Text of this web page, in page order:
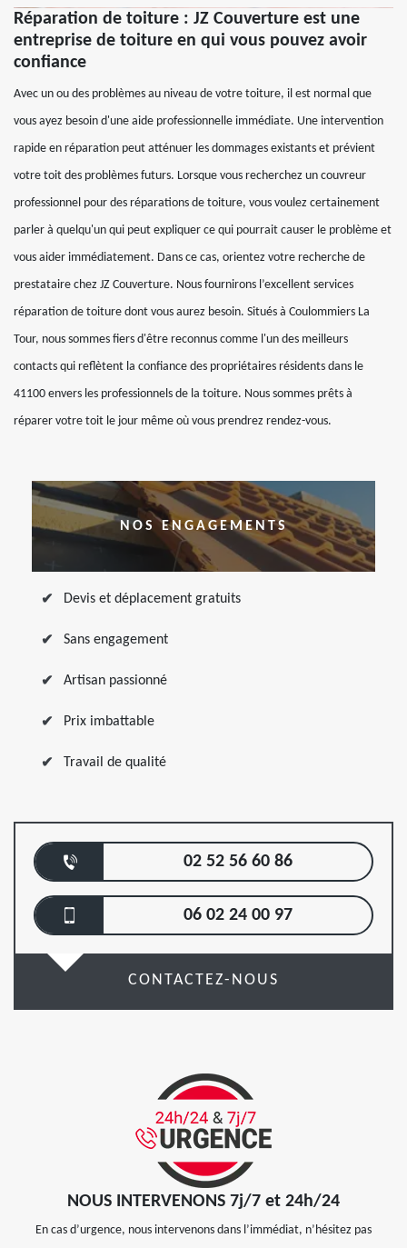
Réparation de toiture : JZ Couverture est une
entreprise de toiture en qui vous pouvez avoir
confiance
Avec un ou des problèmes au niveau de votre toiture, il est normal que
vous ayez besoin d'une aide professionnelle immédiate. Une intervention
rapide en réparation peut atténuer les dommages existants et prévient
votre toit des problèmes futurs. Lorsque vous recherchez un couvreur
professionnel pour des réparations de toiture, vous voulez certainement
parler à quelqu'un qui peut expliquer ce qui pourrait causer le problème et
vous aider immédiatement. Dans ce cas, orientez votre recherche de
prestataire chez JZ Couverture. Nous fournirons l’excellent services
réparation de toiture dont vous aurez besoin. Situés à Coulommiers La
Tour, nous sommes fiers d'être reconnus comme l'un des meilleurs
contacts qui reflètent la confiance des propriétaires résidents dans le
41100 envers les professionnels de la toiture. Nous sommes prêts à
réparer votre toit le jour même où vous prendrez rendez-vous.
NOS ENGAGEMENTS
Devis et déplacement gratuits
Sans engagement
Artisan passionné
Prix imbattable
Travail de qualité
02 52 56 60 86
06 02 24 00 97
CONTACTEZ-NOUS
NOUS INTERVENONS 7j/7 et 24h/24
En cas d’urgence, nous intervenons dans l’immédiat, n’hésitez pas